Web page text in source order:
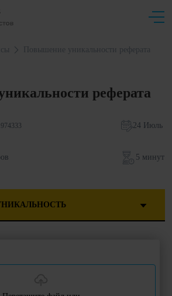
Повышение уникальности реферата
реферата
/ 974333 24 Июль
5 минут